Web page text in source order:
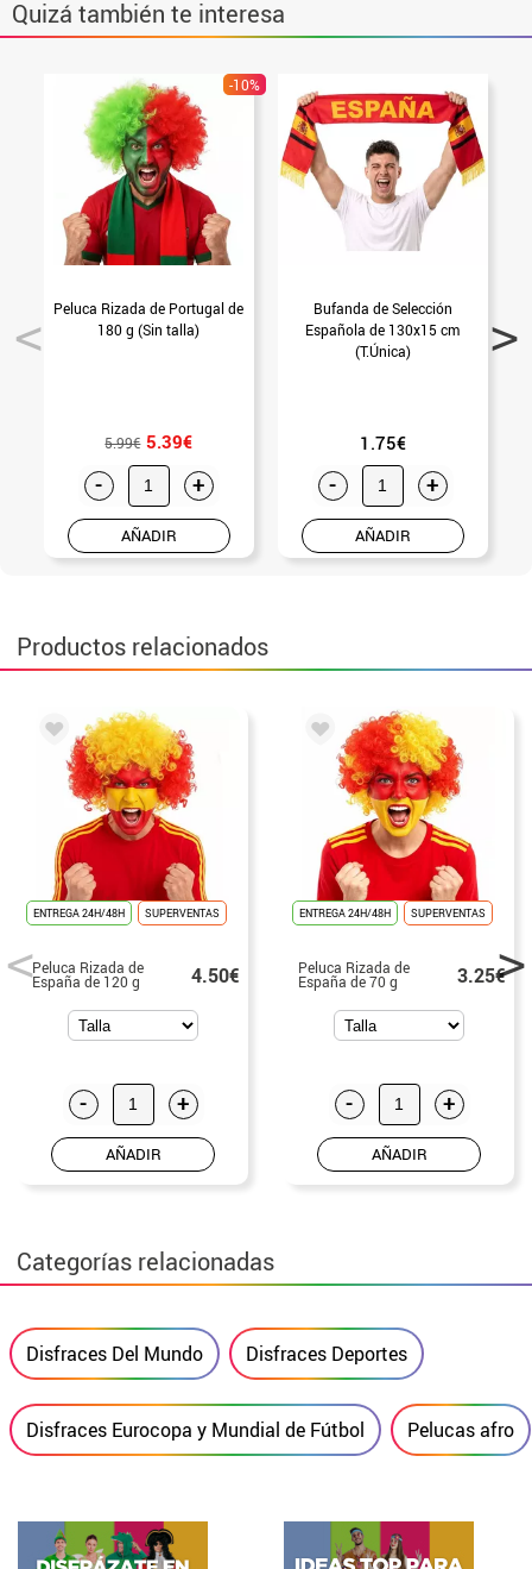
Quizá también te interesa
-10%
Peluca Rizada de Portugal de
180 g (Sin talla)
5.99€ 5.39€
- +
AÑADIR
Bufanda de Selección
Española de 130x15 cm
(T.Única)
1.75€
- +
AÑADIR
Productos relacionados
ENTREGA 24H/48H SUPERVENTAS
Peluca Rizada de
España de 120 g 4.50€
- +
AÑADIR
ENTREGA 24H/48H SUPERVENTAS
Peluca Rizada de
España de 70 g 3.25€
- +
AÑADIR
Categorías relacionadas
Disfraces Del Mundo Disfraces Deportes
Disfraces Eurocopa y Mundial de Fútbol Pelucas afro